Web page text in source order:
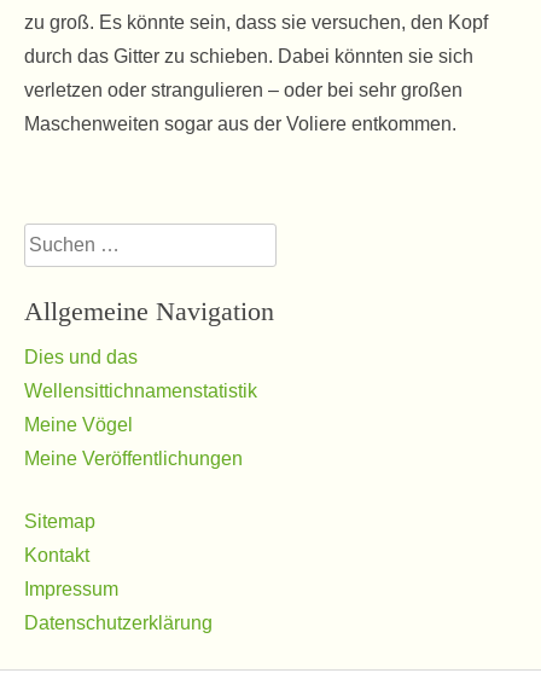
zu groß. Es könnte sein, dass sie versuchen, den Kopf
durch das Gitter zu schieben. Dabei könnten sie sich
verletzen oder strangulieren – oder bei sehr großen
Maschenweiten sogar aus der Voliere entkommen.
Suchen
nach:
Allgemeine Navigation
Dies und das
Wellensittichnamenstatistik
Meine Vögel
Meine Veröffentlichungen
Sitemap
Kontakt
Impressum
Datenschutzerklärung